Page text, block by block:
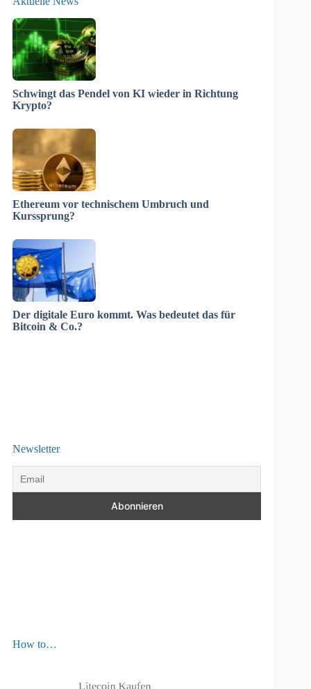
Schwingt das Pendel von KI wieder in Richtung
Krypto?
Ethereum vor technischem Umbruch und
Kurssprung?
Der digitale Euro kommt. Was bedeutet das für
Bitcoin & Co.?
Newsletter
How to…